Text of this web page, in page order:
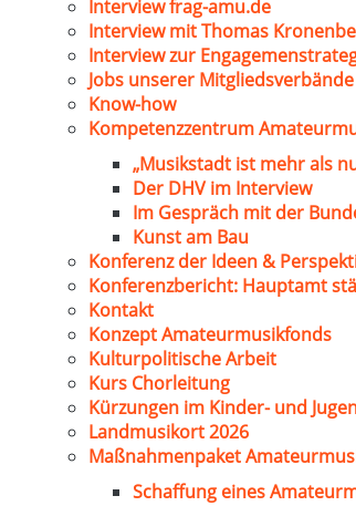
Interview frag-amu.de
Interview mit Thomas
Interview zur
Jobs unserer Mitgliedsverbände
Know-how
Kompetenzzentrum
„Musikstadt ist mehr als
Der DHV im Interview
Im Gespräch mit der
Kunst am Bau
Konferenz der Ideen &
Konferenzbericht: Hauptamt
Kontakt
Konzept Amateurmusikfonds
Kulturpolitische Arbeit
Kurs Chorleitung
Kürzungen im Kinder- und
Landmusikort 2026
Maßnahmenpaket
Schaffung eines